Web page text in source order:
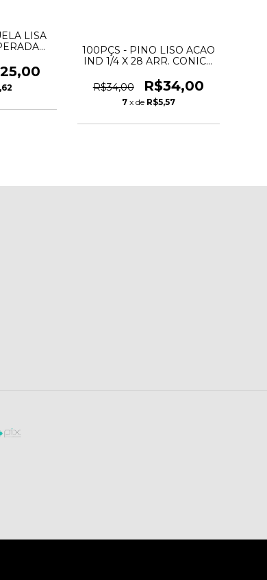
LISA
100PÇS - PINO LISO ACAO
IND 1/4 X 28 ARR. CONICA
R$34,00
R$34,00
7 x de R$5,57